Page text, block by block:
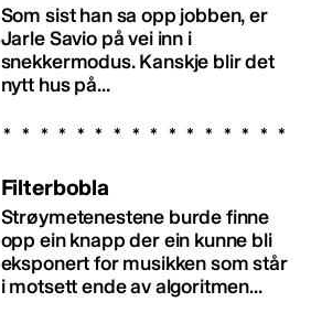
Som sist han sa opp jobben, er
Jarle Savio på vei inn i
snekkermodus. Kanskje blir det
nytt hus på...
Filterbobla
Strøymetenestene burde finne
opp ein knapp der ein kunne bli
eksponert for musikken som står
i motsett ende av algoritmen...